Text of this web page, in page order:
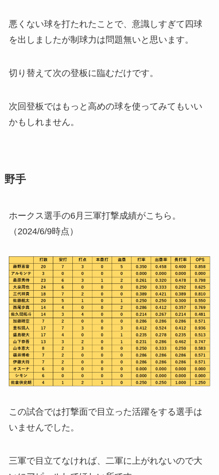
悪くない球を打たれたことで、意識しすぎて四球
を出しましたが制球力は問題無いと思います。
切り替えて次の登板に臨むだけです。
次回登板ではもっと高めの球を使ってみてもいい
かもしれません。
野手
ホークス選手の6月三軍打撃成績がこちら。
（2024/6/9時点）
この試合では打撃面で目立った活躍をする選手は
いませんでした。
三軍で目立てなければ、二軍に上がれないので大